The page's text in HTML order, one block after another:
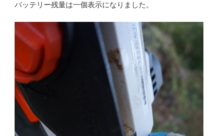
バッテリー残量は一個表示になりました。